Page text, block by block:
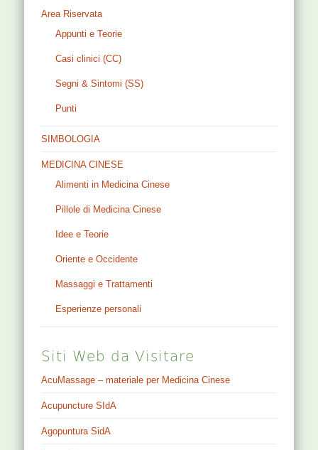
Area Riservata
Appunti e Teorie
Casi clinici (CC)
Segni & Sintomi (SS)
Punti
SIMBOLOGIA
MEDICINA CINESE
Alimenti in Medicina Cinese
Pillole di Medicina Cinese
Idee e Teorie
Oriente e Occidente
Massaggi e Trattamenti
Esperienze personali
Siti Web da Visitare
AcuMassage – materiale per Medicina Cinese
Acupuncture SIdA
Agopuntura SidA